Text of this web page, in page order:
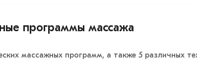
программы массажа
массажных программ, а также 5 различных